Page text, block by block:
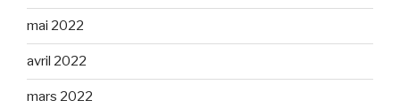
mai 2022
avril 2022
mars 2022